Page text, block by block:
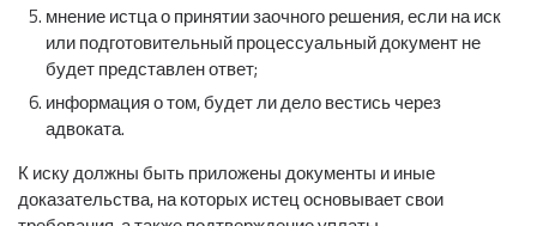
мнение истца о принятии заочного решения, если на иск
или подготовительный процессуальный документ не
будет представлен ответ;
информация о том, будет ли дело вестись через
адвоката.
К иску должны быть приложены документы и иные
доказательства, на которых истец основывает свои